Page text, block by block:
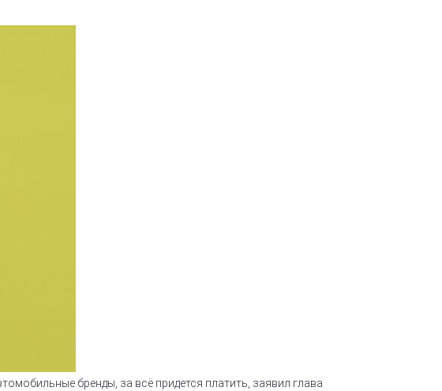
бренды, за всё придется платить, заявил глава